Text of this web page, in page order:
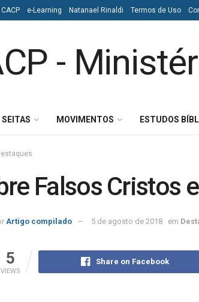
e-Learning Natanael Rinaldi Termos de Uso
SEITAS MOVIMENTOS ESTUDOS
Falsos Cristos
Artigo compilado 5 de agosto de 2018 em
5
VIEWS
Share on Facebook